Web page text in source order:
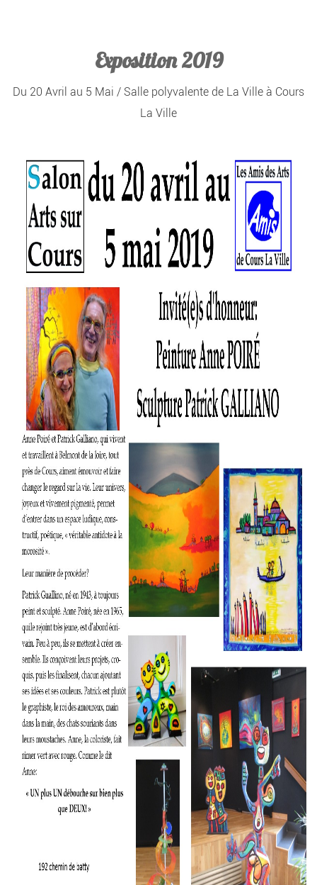
Exposition 2019
Du 20 Avril au 5 Mai / Salle polyvalente de La Ville à Cours
La Ville